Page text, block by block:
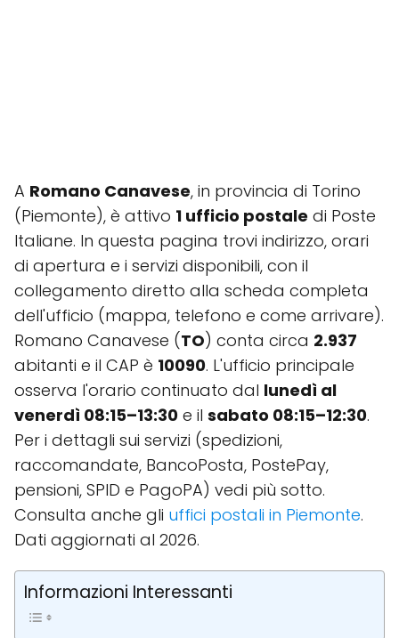
A Romano Canavese, in provincia di Torino
(Piemonte), è attivo 1 ufficio postale di Poste
Italiane. In questa pagina trovi indirizzo, orari
di apertura e i servizi disponibili, con il
collegamento diretto alla scheda completa
dell'ufficio (mappa, telefono e come arrivare).
Romano Canavese (TO) conta circa 2.937
abitanti e il CAP è 10090. L'ufficio principale
osserva l'orario continuato dal lunedì al
venerdì 08:15–13:30 e il sabato 08:15–12:30.
Per i dettagli sui servizi (spedizioni,
raccomandate, BancoPosta, PostePay,
pensioni, SPID e PagoPA) vedi più sotto.
Consulta anche gli uffici postali in Piemonte.
Dati aggiornati al 2026.
Informazioni Interessanti